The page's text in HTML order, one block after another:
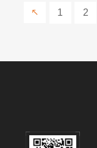
人情况予以公示（
1
2